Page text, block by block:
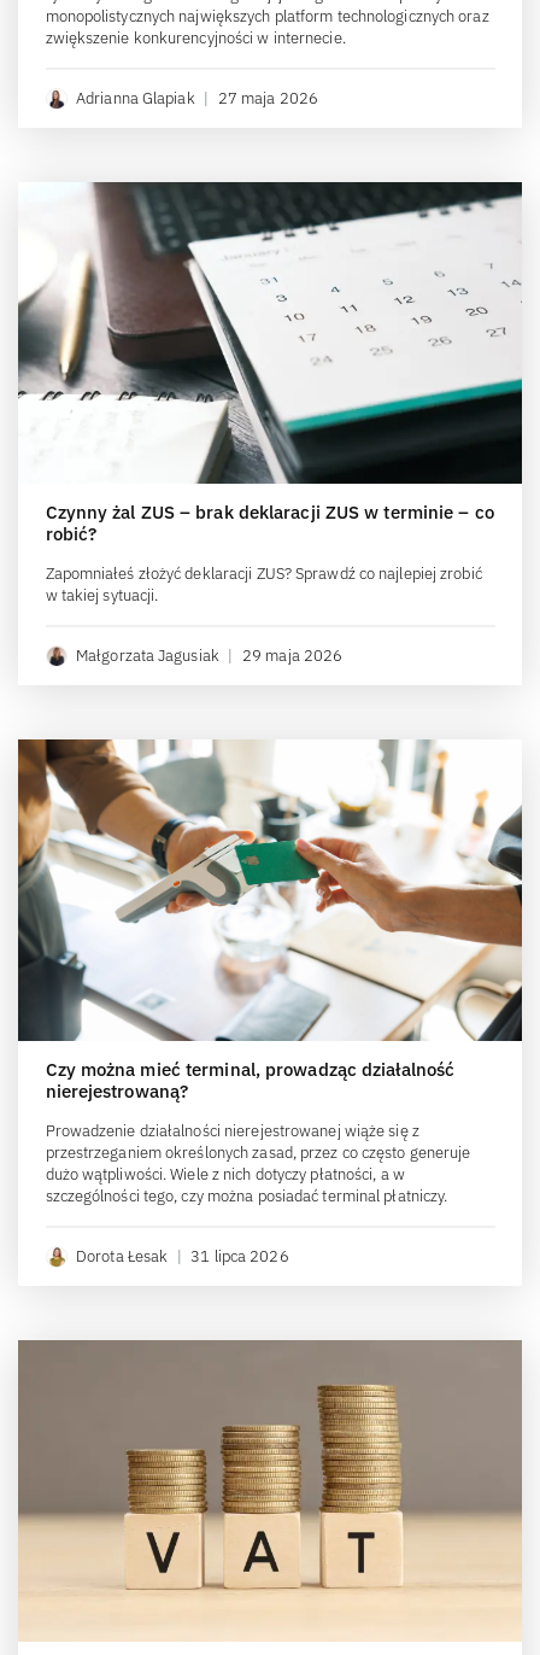
monopolistycznych największych platform technologicznych oraz
zwiększenie konkurencyjności w internecie.
Adrianna Glapiak 27 maja 2026
Czynny żal ZUS – brak deklaracji ZUS w terminie – co
robić?
Zapomniałeś złożyć deklaracji ZUS? Sprawdź co najlepiej zrobić
w takiej sytuacji.
Małgorzata Jagusiak 29 maja 2026
Czy można mieć terminal, prowadząc działalność
nierejestrowaną?
Prowadzenie działalności nierejestrowanej wiąże się z
przestrzeganiem określonych zasad, przez co często generuje
dużo wątpliwości. Wiele z nich dotyczy płatności, a w
szczególności tego, czy można posiadać terminal płatniczy.
Dorota Łesak 31 lipca 2026